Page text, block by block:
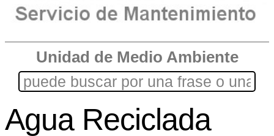
Unidad de Medio Ambiente
Agua Reciclada